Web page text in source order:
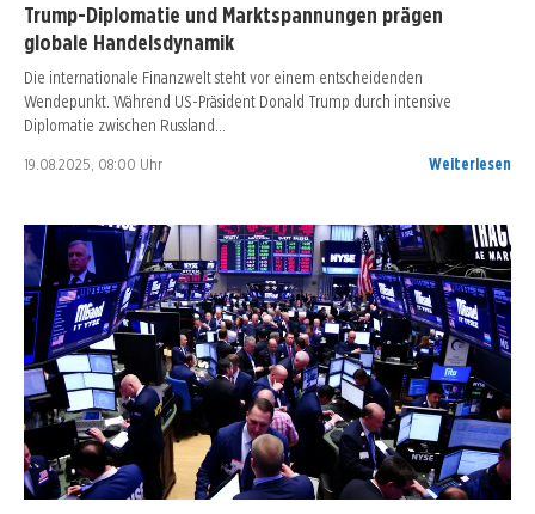
Trump-Diplomatie und Marktspannungen prägen
globale Handelsdynamik
Die internationale Finanzwelt steht vor einem entscheidenden
Wendepunkt. Während US-Präsident Donald Trump durch intensive
Diplomatie zwischen Russland…
19.08.2025, 08:00 Uhr Weiterlesen